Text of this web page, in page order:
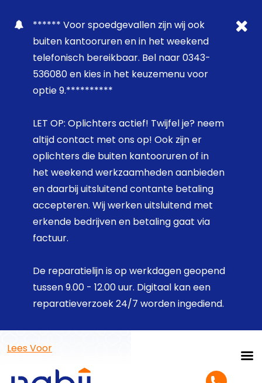
****** Voor spoedgevallen zijn wij ook
buiten kantooruren en in het weekend
telefonisch bereikbaar. Bel naar 0343-
536080 en kies in het keuzemenu voor
optie 9.**********
LET OP: Oplichters actief! Twijfel je? neem
altijd contact met ons op! Ook zijn er
oplichters die buiten kantooruren of in
het weekend werkzaamheden aanbieden
en daarbij uitsluitend contante betaling
accepteren. Wij werken uitsluitend met
erkende bedrijven en betaling gaat via
factuur.
De reparatielijn is op werkdagen geopend
tussen 9.00 - 12.00 uur. Digitaal kan een
reparatieverzoek 24/7 worden ingediend.
Lees Voor